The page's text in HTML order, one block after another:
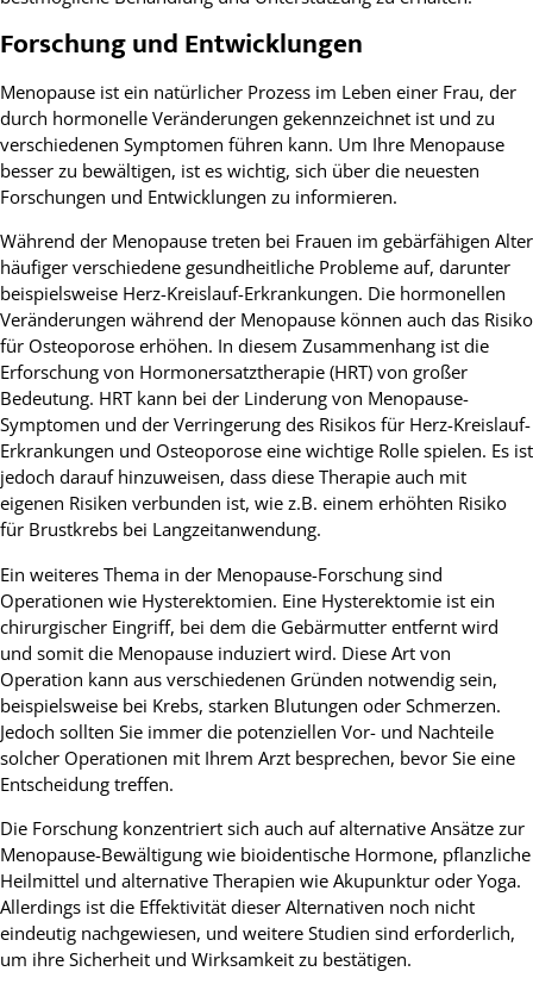
Forschung und Entwicklungen
Menopause ist ein natürlicher Prozess im Leben einer Frau, der
durch hormonelle Veränderungen gekennzeichnet ist und zu
verschiedenen Symptomen führen kann. Um Ihre Menopause
besser zu bewältigen, ist es wichtig, sich über die neuesten
Forschungen und Entwicklungen zu informieren.
Während der Menopause treten bei Frauen im gebärfähigen Alter
häufiger verschiedene gesundheitliche Probleme auf, darunter
beispielsweise Herz-Kreislauf-Erkrankungen. Die hormonellen
Veränderungen während der Menopause können auch das Risiko
für Osteoporose erhöhen. In diesem Zusammenhang ist die
Erforschung von Hormonersatztherapie (HRT) von großer
Bedeutung. HRT kann bei der Linderung von Menopause-
Symptomen und der Verringerung des Risikos für Herz-Kreislauf-
Erkrankungen und Osteoporose eine wichtige Rolle spielen. Es ist
jedoch darauf hinzuweisen, dass diese Therapie auch mit
eigenen Risiken verbunden ist, wie z.B. einem erhöhten Risiko
für Brustkrebs bei Langzeitanwendung.
Ein weiteres Thema in der Menopause-Forschung sind
Operationen wie Hysterektomien. Eine Hysterektomie ist ein
chirurgischer Eingriff, bei dem die Gebärmutter entfernt wird
und somit die Menopause induziert wird. Diese Art von
Operation kann aus verschiedenen Gründen notwendig sein,
beispielsweise bei Krebs, starken Blutungen oder Schmerzen.
Jedoch sollten Sie immer die potenziellen Vor- und Nachteile
solcher Operationen mit Ihrem Arzt besprechen, bevor Sie eine
Entscheidung treffen.
Die Forschung konzentriert sich auch auf alternative Ansätze zur
Menopause-Bewältigung wie bioidentische Hormone, pflanzliche
Heilmittel und alternative Therapien wie Akupunktur oder Yoga.
Allerdings ist die Effektivität dieser Alternativen noch nicht
eindeutig nachgewiesen, und weitere Studien sind erforderlich,
um ihre Sicherheit und Wirksamkeit zu bestätigen.